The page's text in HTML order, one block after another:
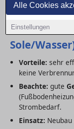
Alle Cookies
Einstellungen
1)
Sole/
Vorteile: sehr
keine
Beachte: gute
Strombedarf.
Einsatz: